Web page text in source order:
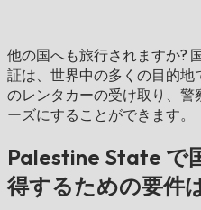
他の国へも旅行されますか?
証は、世界中の多くの目的
のレンタカーの受け取り、
ーズにすることができます。
Palestine State で
得するための要件